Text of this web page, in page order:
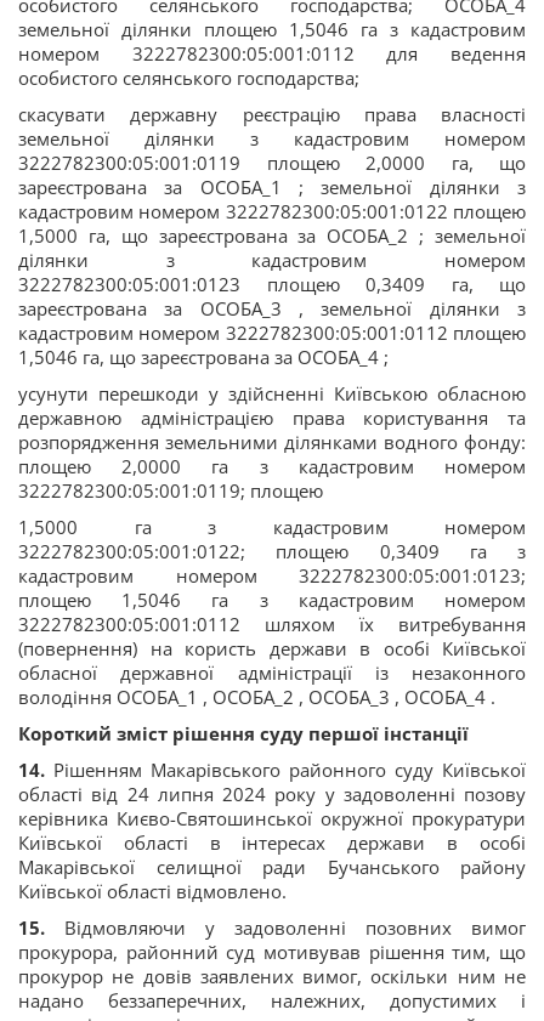
земельної ділянки площею 1,5046 га з кадастровим
номером 3222782300:05:001:0112 для ведення
особистого селянського господарства;
скасувати державну реєстрацію права власності
земельної ділянки з кадастровим номером
3222782300:05:001:0119 площею 2,0000 га, що
зареєстрована за ОСОБА_1 ; земельної ділянки з
кадастровим номером 3222782300:05:001:0122 площею
1,5000 га, що зареєстрована за ОСОБА_2 ; земельної
ділянки з кадастровим номером
3222782300:05:001:0123 площею 0,3409 га, що
зареєстрована за ОСОБА_3 , земельної ділянки з
кадастровим номером 3222782300:05:001:0112 площею
1,5046 га, що зареєстрована за ОСОБА_4 ;
усунути перешкоди у здійсненні Київською обласною
державною адміністрацією права користування та
розпорядження земельними ділянками водного фонду:
площею 2,0000 га з кадастровим номером
3222782300:05:001:0119; площею
1,5000 га з кадастровим номером
3222782300:05:001:0122; площею 0,3409 га з
кадастровим номером 3222782300:05:001:0123;
площею 1,5046 га з кадастровим номером
3222782300:05:001:0112 шляхом їх витребування
(повернення) на користь держави в особі Київської
обласної державної адміністрації із незаконного
володіння ОСОБА_1 , ОСОБА_2 , ОСОБА_3 , ОСОБА_4 .
Короткий зміст рішення суду першої інстанції
14. Рішенням Макарівського районного суду Київської
області від 24 липня 2024 року у задоволенні позову
керівника Києво-Святошинської окружної прокуратури
Київської області в інтересах держави в особі
Макарівської селищної ради Бучанського району
Київської області відмовлено.
15. Відмовляючи у задоволенні позовних вимог
прокурора, районний суд мотивував рішення тим, що
прокурор не довів заявлених вимог, оскільки ним не
надано беззаперечних, належних, допустимих і